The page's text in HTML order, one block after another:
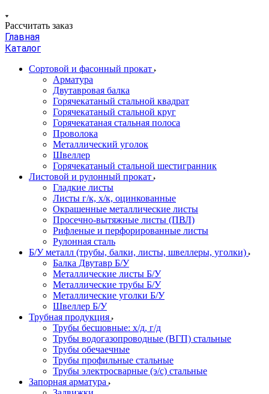
Рассчитать заказ
Главная
Каталог
Сортовой и фасонный прокат
Арматура
Двутавровая балка
Горячекатаный стальной квадрат
Горячекатаный стальной круг
Горячекатаная стальная полоса
Проволока
Металлический уголок
Швеллер
Горячекатаный стальной шестигранник
Листовой и рулонный прокат
Гладкие листы
Листы г/к, х/к, оцинкованные
Окрашенные металлические листы
Просечно-вытяжные листы (ПВЛ)
Рифленые и перфорированные листы
Рулонная сталь
Б/У металл (трубы, балки, листы, швеллеры, уголки)
Балка Двутавр Б/У
Металлические листы Б/У
Металлические трубы Б/У
Металлические уголки Б/У
Швеллер Б/У
Трубная продукция
Трубы бесшовные: х/д, г/д
Трубы водогазопроводные (ВГП) стальные
Трубы обечаечные
Трубы профильные стальные
Трубы электросварные (э/с) стальные
Запорная арматура